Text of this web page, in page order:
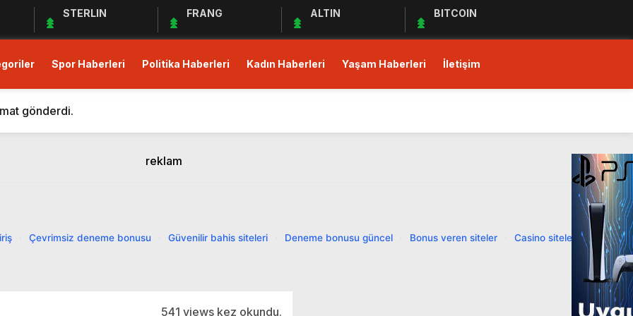
STERLIN FRANG ALTIN BITCOIN
Spor Haberleri Politika Haberleri Kadın Haberleri Yaşam Haberleri İletişim
Eden Bergüzar Korel, Dayanışmanın Önemine Vurgu Yaptı!
kısıtlı!
gönderdi.
Deprem Bölgesindeki Yardım Çalışmalarına Devam Ediyor
Öncesi Erişimi Engelledi
Çevrimsiz deneme bonusu Güvenilir bahis siteleri Deneme bonusu güncel Bonus veren siteler Casino siteleri
·
541 views kez okundu.